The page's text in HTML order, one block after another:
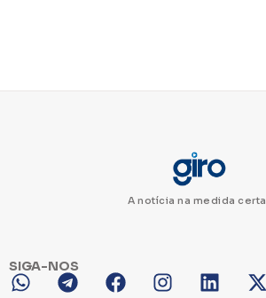
A notícia na medida certa.
SIGA-NOS